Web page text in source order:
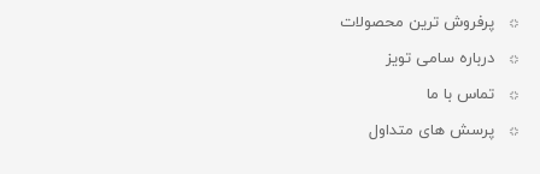
پرفروش ترین محصولات
درباره سامی تویز
تماس با ما
پرسش های متداول